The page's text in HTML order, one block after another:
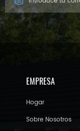
EMPRESA
Hogar
Sobre Nosotros